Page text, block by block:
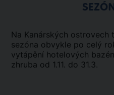
Na Kanárských ostrovech
sezóna obvykle po celý
vytápění hotelových
zhruba od 1.11. do 31.3.